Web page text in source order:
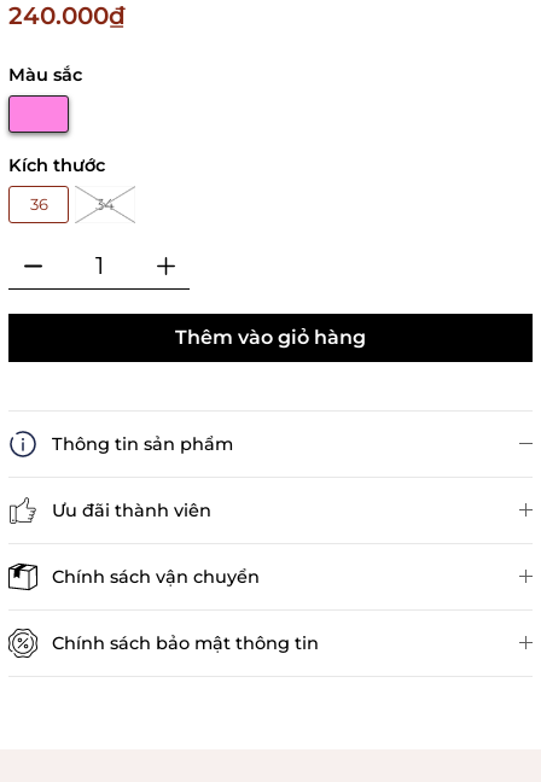
240.000₫
Màu sắc
Kích thước
36 34
Thêm vào giỏ hàng
Thông tin sản phẩm
Ưu đãi thành viên
Chính sách vận chuyển
Chính sách bảo mật thông tin